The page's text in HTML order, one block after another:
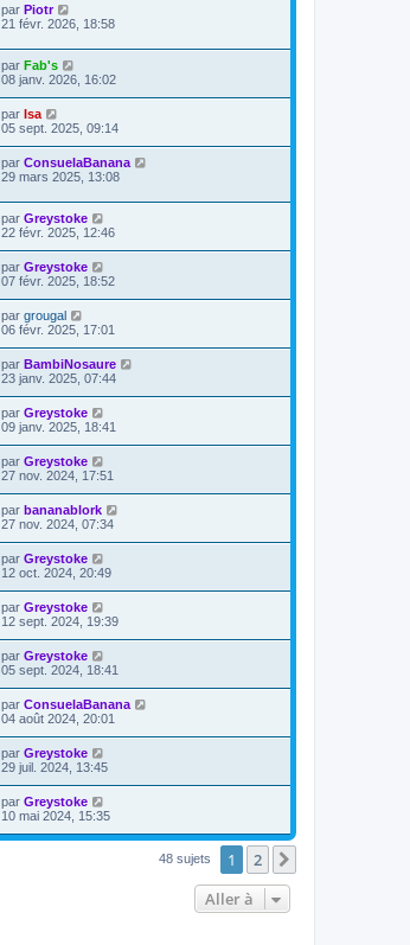
par Piotr
21 févr. 2026, 18:58
par Fab's
08 janv. 2026, 16:02
par Isa
05 sept. 2025, 09:14
par ConsuelaBanana
29 mars 2025, 13:08
par Greystoke
22 févr. 2025, 12:46
par Greystoke
07 févr. 2025, 18:52
par grougal
06 févr. 2025, 17:01
par BambiNosaure
23 janv. 2025, 07:44
par Greystoke
09 janv. 2025, 18:41
par Greystoke
27 nov. 2024, 17:51
par bananablork
27 nov. 2024, 07:34
par Greystoke
12 oct. 2024, 20:49
par Greystoke
12 sept. 2024, 19:39
par Greystoke
05 sept. 2024, 18:41
par ConsuelaBanana
04 août 2024, 20:01
par Greystoke
29 juil. 2024, 13:45
par Greystoke
10 mai 2024, 15:35
48 sujets 1 2
Aller à